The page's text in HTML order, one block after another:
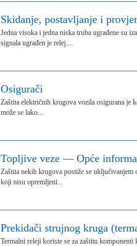
Skidanje, postavljanje i
Jedna visoka i jedna niska truba ugrađene su
signala ugrađen je relej....
Osigurači
Zaštita električnih krugova vozila osigurana je
može se lako...
Topljive veze — Opće
Zaštita nekih krugova postiže se
koji nisu opremljeni...
Prekidači strujnog kruga
Termalni releji koriste se za zaštitu